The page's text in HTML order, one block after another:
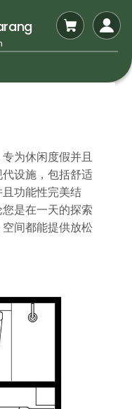
为休闲度假并且
设施，包括舒适
功能性完美结
是在一天的探索
间都能提供放松